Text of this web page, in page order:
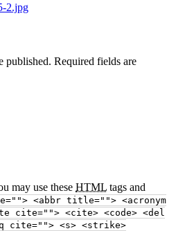
2.jpg
published. Required fields are
may use these HTML tags and
<abbr title=""> <acronym
cite=""> <cite> <code> <del
cite=""> <s> <strike>